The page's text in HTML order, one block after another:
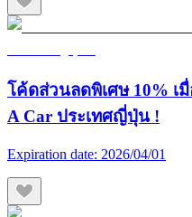
โค้ดส่วนลดพิเศษ 10% เ
A Car ประเทศญี่ปุ่น !
Expiration date: 2026/04/01